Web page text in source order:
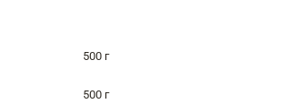
500 г
500 г